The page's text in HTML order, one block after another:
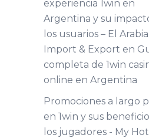
experiencia 1win en
Argentina y su
los usuarios – El Arabia
Import & Export en
completa de 1win
online en Argentina
Promociones a largo
en 1win y sus
los jugadores - My